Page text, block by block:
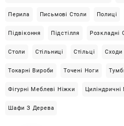
Перила Письмові Столи Полиці
Підвіконня Підстілля Розкладні
Столи Стільниці Стільці Сходи
Токарні Вироби Точені Ноги
Фігурні Меблеві Ніжки
Шафи З Дерева